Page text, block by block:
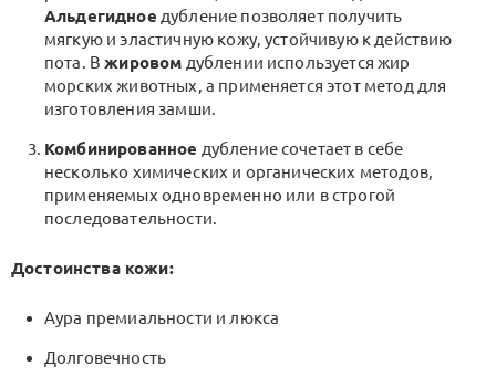
Альдегидное дубление позволяет получить
мягкую и эластичную кожу, устойчивую к действию
пота. Вжировом дублении используется жир
морских животных, а применяется этот метод для
изготовления замши.
Комбинированное дубление сочетает в себе
несколько химических и органических методов,
применяемых одновременно или в строгой
последовательности.
Достоинства кожи:
Аура премиальности и люкса
Долговечность